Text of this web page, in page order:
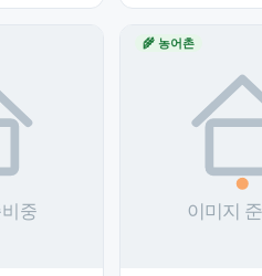
🌾 농어촌